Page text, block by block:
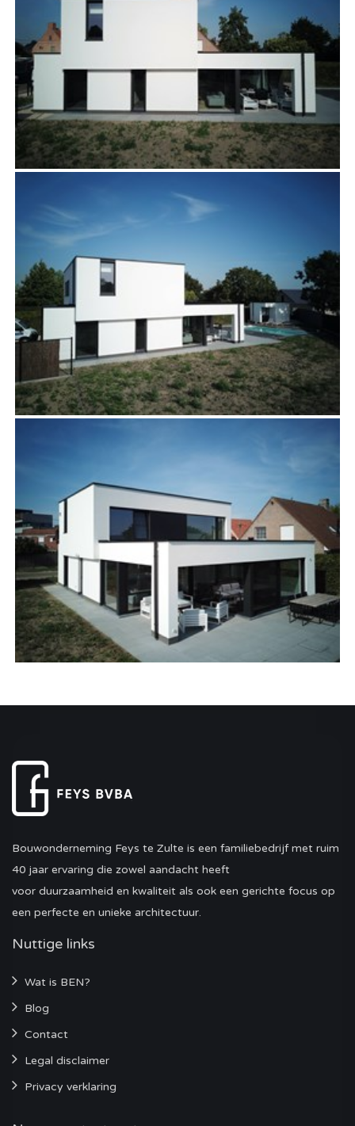
Bouwonderneming Feys te Zulte is een familiebedrijf met ruim
40 jaar ervaring die zowel aandacht heeft
voor duurzaamheid en kwaliteit als ook een gerichte focus op
een perfecte en unieke architectuur.
Nuttige links
Wat is BEN?
Blog
Contact
Legal disclaimer
Privacy verklaring